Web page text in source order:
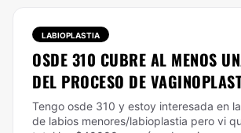
LABIOPLASTIA
OSDE 310 CUBRE AL MENOS
DEL PROCESO DE
Tengo osde 310 y estoy interesada en
de labios menores/labioplastia pero vi